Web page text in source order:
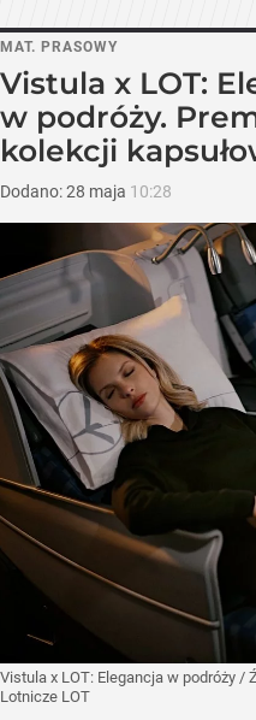
MAT. PRASOWY
Vistula x LOT:
w podróży.
kolekcji
Dodano:28 maja 10:28
Vistula x LOT: Elegancja w podróży /
Lotnicze LOT